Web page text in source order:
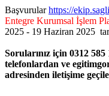
Başvurularhttps://
Entegre Kurumsal İşlem
2025 - 19 Haziran 2025
Sorularınız için 0312
telefonlardan ve
adresinden iletişime